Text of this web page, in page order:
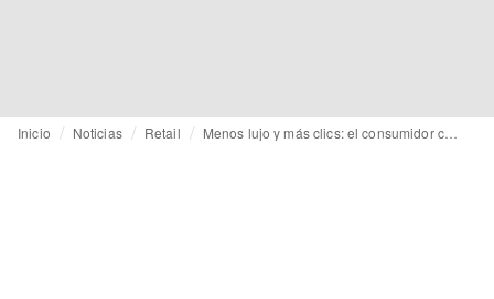
Inicio Noticias Retail Menos lujo y más clics: el consumidor chino, más informado, compra de forma más inteligente